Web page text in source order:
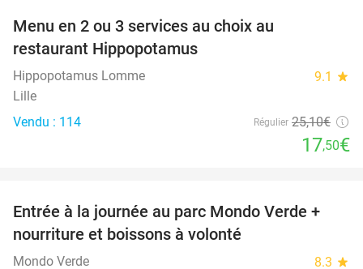
Menu en 2 ou 3 services au choix au
restaurant Hippopotamus
Hippopotamus Lomme 9.1 star
Lille
Vendu : 114
Régulier 25,10€
17,50€
25%
Entrée à la journée au parc Mondo Verde +
nourriture et boissons à volonté
Mondo Verde 8.3 star